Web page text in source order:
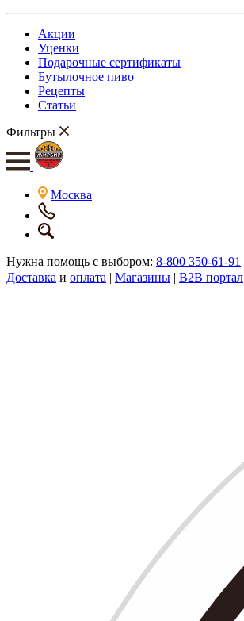
Акции
Уценки
Подарочные сертификаты
Бутылочное пиво
Рецепты
Статьи
Фильтры
Москва
Нужна помощь с выбором: 8-800 350-61-91
Доставка и оплата | Магазины | B2B портал